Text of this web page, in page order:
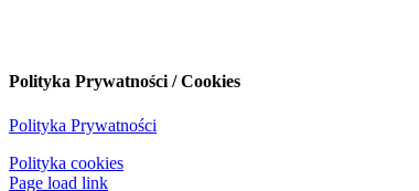
Polityka Prywatności / Cookies
Polityka Prywatności
Polityka cookies
Page load link